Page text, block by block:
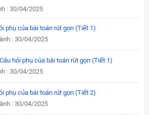
: 30/04/2025
phụ của bài toán rút gọn (Tiết 1)
: 30/04/2025
hỏi phụ của bài toán rút gọn (Tiết 1)
: 30/04/2025
phụ của bài toán rút gọn (Tiết 2)
: 30/04/2025